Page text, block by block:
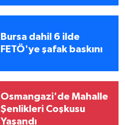
Bursa dahil 6 ilde
FETÖ'ye şafak baskını
Osmangazi'de Mahalle
Şenlikleri Coşkusu
Yaşandı